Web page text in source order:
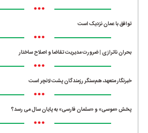
•••
توافق با عمان نزدیک است
•••
بحران ناترازی | ضرورت مدیریت تقاضا و اصلاح ساختار
•••
خبرنگار متعهد، هم‌سنگر رزمندگان پشت لانچر است
•••
پخش «موسی» و «سلمان فارسی» به پایان سال می رسد؟
•••